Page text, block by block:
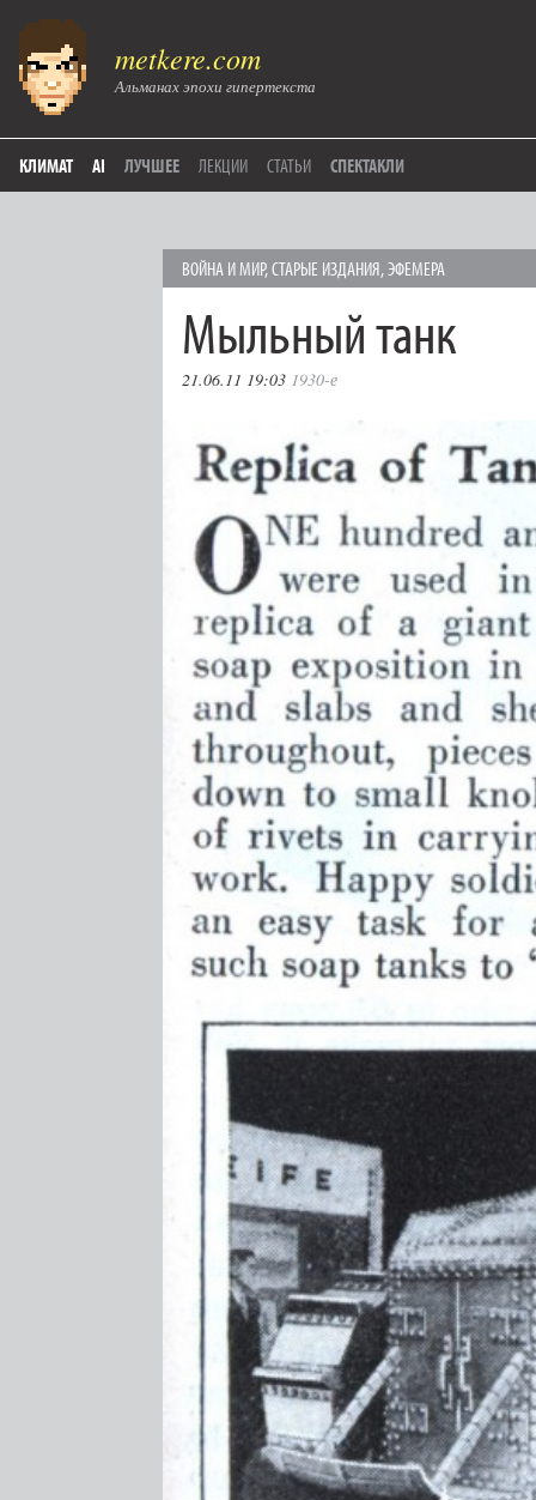
metkere.com
Альманах эпохи гипертекста
КЛИМАТ AI ЛУЧШЕЕ ЛЕКЦИИ СТАТЬИ СПЕКТАКЛИ
ВОЙНА И МИР,СТАРЫЕ ИЗДАНИЯ,ЭФЕМЕРА
Мыльный танк
21.06.11 19:03 1930-е